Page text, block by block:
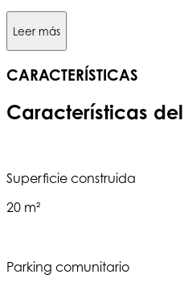
Leer más
CARACTERÍSTICAS
Características
Superficie construida
20 m²
Parking comunitario